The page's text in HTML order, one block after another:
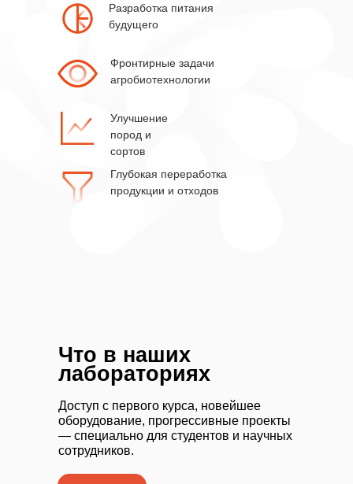
Фронтирные задачи
агробиотехнологии
Улучшение
пород и
сортов
Разработка питания
будущего
Глубокая переработка
продукции и отходов
Что в наших
лабораториях
Доступ с первого курса, новейшее
оборудование, прогрессивные проекты
— специально для студентов и научных
сотрудников.